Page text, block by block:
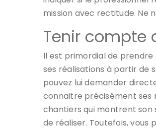
mission avec rectitude. Ne
Tenir compte
Il est primordial de prendre
ses réalisations à partir de
pouvez lui demander
connaitre précisément ses
chantiers qui montrent son
de réaliser. Toutefois, vous